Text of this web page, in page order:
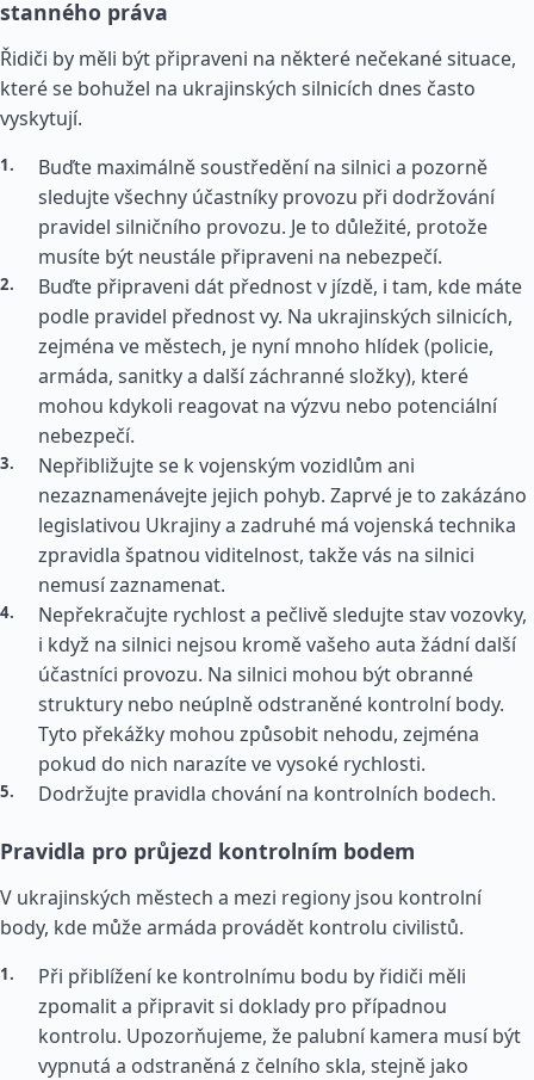
stanného práva
Řidiči by měli být připraveni na některé nečekané situace,
které se bohužel na ukrajinských silnicích dnes často
vyskytují.
Buďte maximálně soustředění na silnici a pozorně
sledujte všechny účastníky provozu při dodržování
pravidel silničního provozu. Je to důležité, protože
musíte být neustále připraveni na nebezpečí.
Buďte připraveni dát přednost v jízdě, i tam, kde máte
podle pravidel přednost vy. Na ukrajinských silnicích,
zejména ve městech, je nyní mnoho hlídek (policie,
armáda, sanitky a další záchranné složky), které
mohou kdykoli reagovat na výzvu nebo potenciální
nebezpečí.
Nepřibližujte se k vojenským vozidlům ani
nezaznamenávejte jejich pohyb. Zaprvé je to zakázáno
legislativou Ukrajiny a zadruhé má vojenská technika
zpravidla špatnou viditelnost, takže vás na silnici
nemusí zaznamenat.
Nepřekračujte rychlost a pečlivě sledujte stav vozovky,
i když na silnici nejsou kromě vašeho auta žádní další
účastníci provozu. Na silnici mohou být obranné
struktury nebo neúplně odstraněné kontrolní body.
Tyto překážky mohou způsobit nehodu, zejména
pokud do nich narazíte ve vysoké rychlosti.
Dodržujte pravidla chování na kontrolních bodech.
Pravidla pro průjezd kontrolním bodem
V ukrajinských městech a mezi regiony jsou kontrolní
body, kde může armáda provádět kontrolu civilistů.
Při přiblížení ke kontrolnímu bodu by řidiči měli
zpomalit a připravit si doklady pro případnou
kontrolu. Upozorňujeme, že palubní kamera musí být
vypnutá a odstraněná z čelního skla, stejně jako